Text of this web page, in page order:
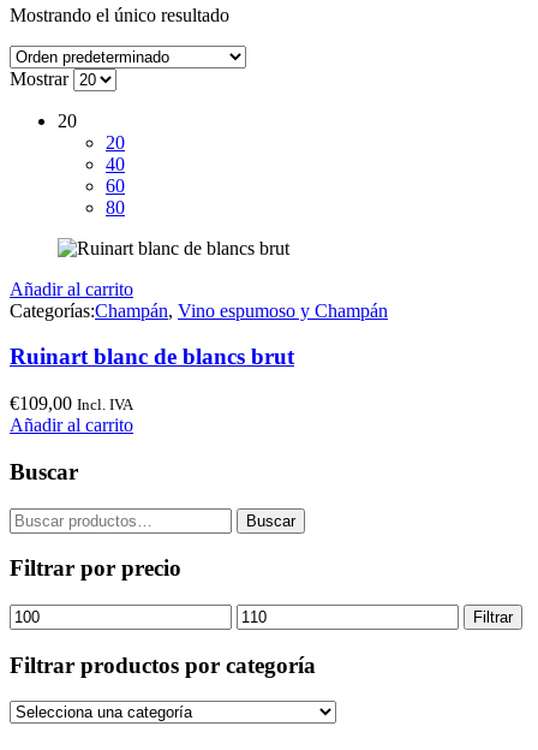
Mostrando el único resultado
Mostrar
20
20
40
60
80
Añadir al carrito
Categorías:Champán, Vino espumoso y Champán
Ruinart blanc de blancs brut
€109,00 Incl. IVA
Añadir al carrito
Buscar
Buscar
por:
Buscar
Filtrar por precio
Precio
mínimo
Precio
máximo
Filtrar
Filtrar productos por categoría